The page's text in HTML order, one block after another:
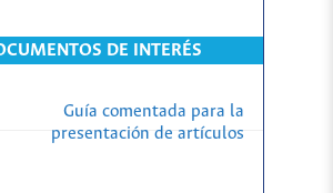
DE INTERÉS
Guía comentada para la
presentación de artículos